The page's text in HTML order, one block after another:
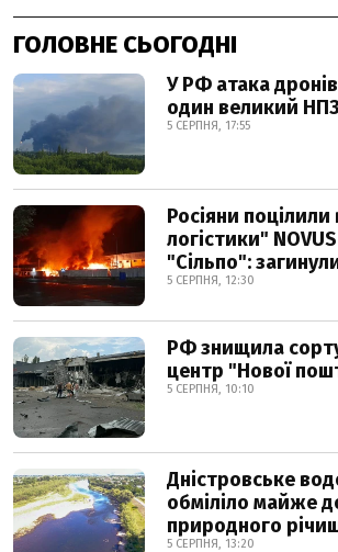
ГОЛОВНЕ СЬОГОДНІ
У РФ атака
один великий НПЗ
5 СЕРПНЯ, 17:55
Росіяни
логістики"
"Сільпо":
5 СЕРПНЯ, 12:30
РФ знищила
центр "Нової
5 СЕРПНЯ, 10:10
Дністровське
обміліло майже
природного
5 СЕРПНЯ, 13:20